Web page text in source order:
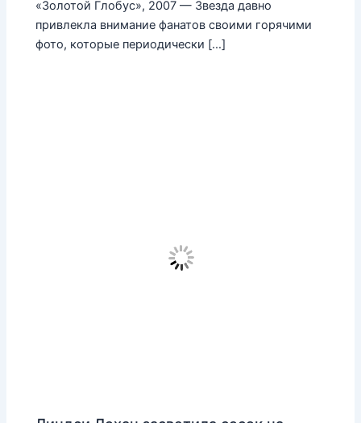
«Золотой Глобус», 2007 — Звезда давно
привлекла внимание фанатов своими горячими
фото, которые периодически […]